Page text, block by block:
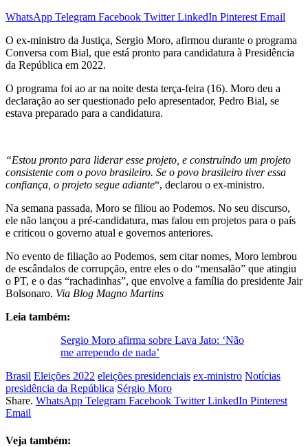
WhatsApp Telegram Facebook Twitter LinkedIn Pinterest Email
O ex-ministro da Justiça, Sergio Moro, afirmou durante o programa
Conversa com Bial, que está pronto para candidatura à Presidência
da República em 2022.
O programa foi ao ar na noite desta terça-feira (16). Moro deu a
declaração ao ser questionado pelo apresentador, Pedro Bial, se
estava preparado para a candidatura.
“Estou pronto para liderar esse projeto, e construindo um projeto
consistente com o povo brasileiro. Se o povo brasileiro tiver essa
confiança, o projeto segue adiante“, declarou o ex-ministro.
Na semana passada, Moro se filiou ao Podemos. No seu discurso,
ele não lançou a pré-candidatura, mas falou em projetos para o país
e criticou o governo atual e governos anteriores.
No evento de filiação ao Podemos, sem citar nomes, Moro lembrou
de escândalos de corrupção, entre eles o do “mensalão” que atingiu
o PT, e o das “rachadinhas”, que envolve a família do presidente Jair
Bolsonaro. Via Blog Magno Martins
Leia também:
Sergio Moro afirma sobre Lava Jato: ‘Não
me arrependo de nada’
Brasil Eleições 2022 eleições presidenciais ex-ministro Notícias
presidência da República Sérgio Moro
Share. WhatsApp Telegram Facebook Twitter LinkedIn Pinterest
Email
Veja também: